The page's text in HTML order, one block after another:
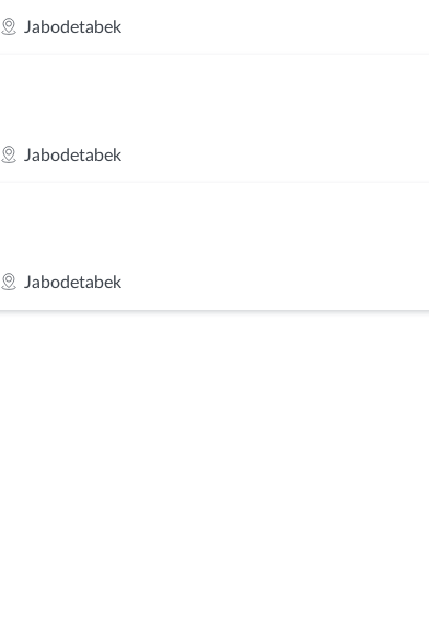
Jabodetabek
Jabodetabek
Jabodetabek